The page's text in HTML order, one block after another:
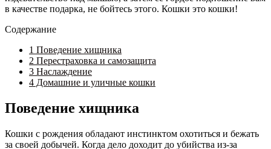
в качестве подарка, не бойтесь этого. Кошки это кошки!
Содержание
1 Поведение хищника
2 Перестраховка и самозащита
3 Наслаждение
4 Домашние и уличные кошки
Поведение хищника
Кошки с рождения обладают инстинктом охотиться и бежать
за своей добычей. Когда дело доходит до убийства из-за